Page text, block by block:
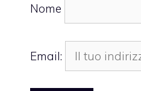
Nome
Email: